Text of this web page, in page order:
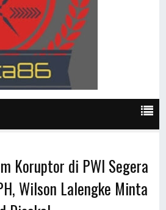
Koruptor di PWI Segera
Wilson Lalengke Minta